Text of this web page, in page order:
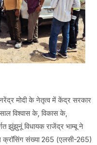
मोदी के नेतृत्व में केंद्र सरकार
विश्वास के, विकास के,
झुंझुनूं विधायक राजेंद्र भाम्बू ने
संख्या 265 (एलसी-265)